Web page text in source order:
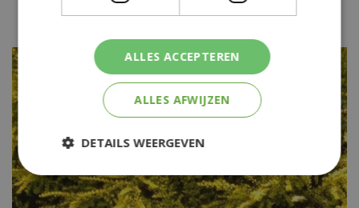
Abelia grandiflora 'Francis Mason'
ALLES ACCEPTEREN
ALLES AFWIJZEN
DETAILS WEERGEVEN